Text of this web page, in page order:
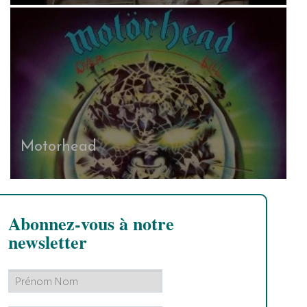
Motorhead
Abonnez-vous à notre
newsletter